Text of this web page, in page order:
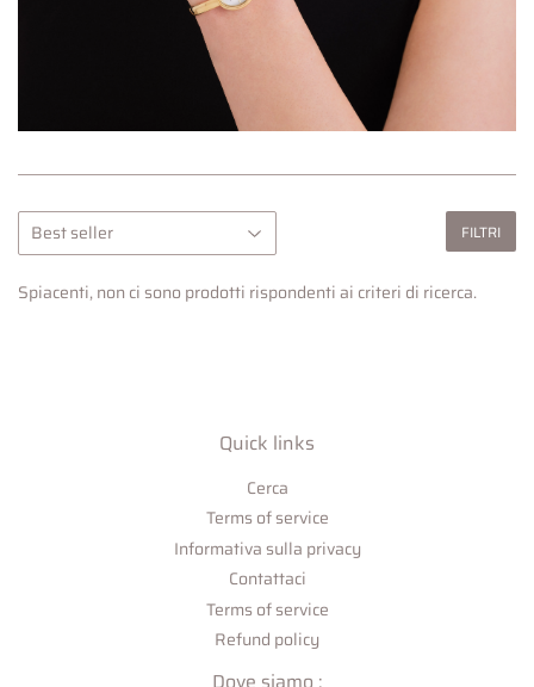
FILTRI
Spiacenti, non ci sono prodotti rispondenti ai criteri di ricerca.
Quick links
Cerca
Terms of service
Informativa sulla privacy
Contattaci
Terms of service
Refund policy